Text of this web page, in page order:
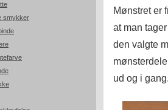
smykker
Mønstret er
at man
den valgte
ud og i